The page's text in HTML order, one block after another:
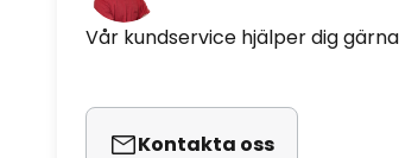
Vår kundservice hjälper dig gärna
Kontakta oss